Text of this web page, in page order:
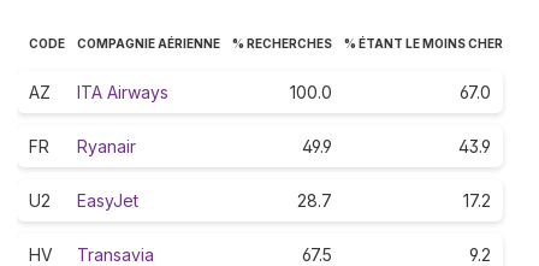
CODE COMPAGNIE AÉRIENNE % RECHERCHES % ÉTANT LE MOINS CHER
AZ ITA Airways 100.0 67.0
FR Ryanair 49.9 43.9
U2 EasyJet 28.7 17.2
HV Transavia 67.5 9.2